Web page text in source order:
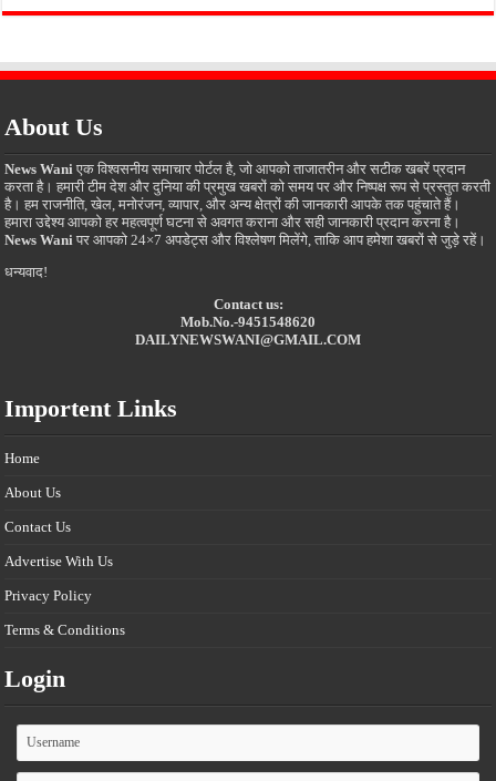
About Us
News Wani एक विश्वसनीय समाचार पोर्टल है, जो आपको ताजातरीन और सटीक खबरें प्रदान
करता है। हमारी टीम देश और दुनिया की प्रमुख खबरों को समय पर और निष्पक्ष रूप से प्रस्तुत करती
है। हम राजनीति, खेल, मनोरंजन, व्यापार, और अन्य क्षेत्रों की जानकारी आपके तक पहुंचाते हैं।
हमारा उद्देश्य आपको हर महत्वपूर्ण घटना से अवगत कराना और सही जानकारी प्रदान करना है।
News Wani पर आपको 24×7 अपडेट्स और विश्लेषण मिलेंगे, ताकि आप हमेशा खबरों से जुड़े रहें।
धन्यवाद!
Contact us:
Mob.No.-9451548620
DAILYNEWSWANI@GMAIL.COM
Importent Links
Home
About Us
Contact Us
Advertise With Us
Privacy Policy
Terms & Conditions
Login